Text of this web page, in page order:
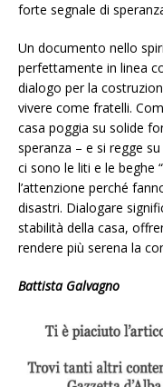
forte segnale di
Un documento nello
perfettamente in linea
dialogo per la
vivere come fratelli.
casa poggia su solide
speranza – e si regge
ci sono le liti e le beghe
l’attenzione perché
disastri. Dialogare
stabilità della casa,
rendere più serena la
Battista Galvagno